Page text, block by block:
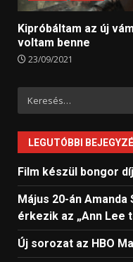
Kipróbáltam az új
voltam benne
23/09/2021
Keresés:
LEGUTÓBBI
Film készül bongor
Május 20-án
érkezik az „Ann Lee
Új sorozat az HBO